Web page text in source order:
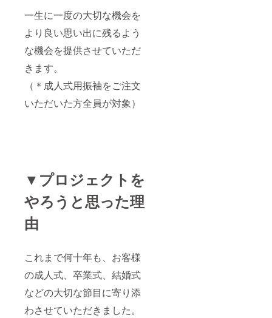
一生に一度の大切な機会を
より良い思い出に残るよう
な機会を提供させていただ
きます。
（＊成人式用振袖をご注文
いただいた方全員が対象）
▼プロジェクトを
やろうと思った理
由
これまで何十年も、お客様
の成人式、卒業式、結婚式
などの大切な節目に寄り添
わさせていただきました。